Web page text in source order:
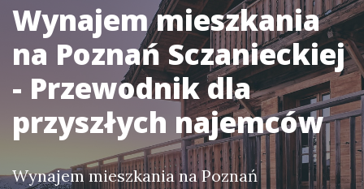
Wynajem mieszkania
na Poznań Sczanieckiej
- Przewodnik dla
przyszłych najemców
Wynajem mieszkania na Poznań